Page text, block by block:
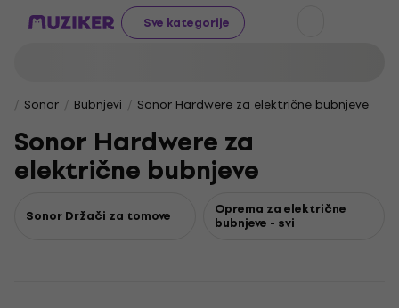
Sve kategorije
Sonor Bubnjevi Sonor Hardwere za električne bubnjeve
Sonor Hardwere za
električne bubnjeve
Sonor Držači za tomove Oprema za električne
bubnjeve - svi